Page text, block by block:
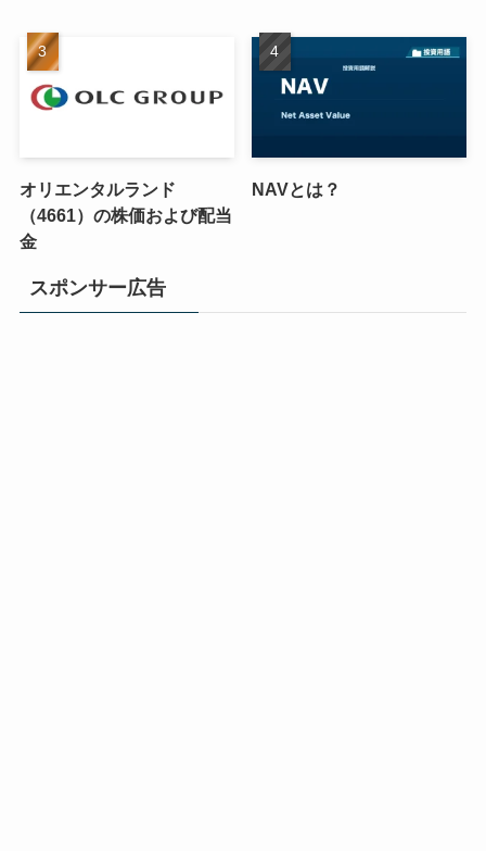
オリエンタルランド
（4661）の株価および配当
金
NAVとは？
スポンサー広告